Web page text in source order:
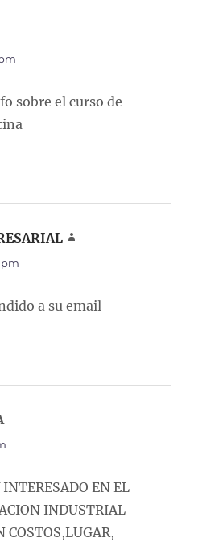
sobre el curso de
pm
a su email
dice:
EN EL
INDUSTRIAL
COSTOS,LUGAR,